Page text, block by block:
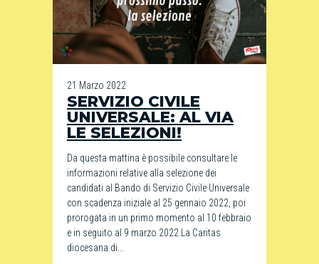
21 Marzo 2022
SERVIZIO CIVILE
UNIVERSALE: AL VIA
LE SELEZIONI!
Da questa mattina è possibile consultare le
informazioni relative alla selezione dei
candidati al Bando di Servizio Civile Universale
con scadenza iniziale al 25 gennaio 2022, poi
prorogata in un primo momento al 10 febbraio
e in seguito al 9 marzo 2022.La Caritas
diocesana di...